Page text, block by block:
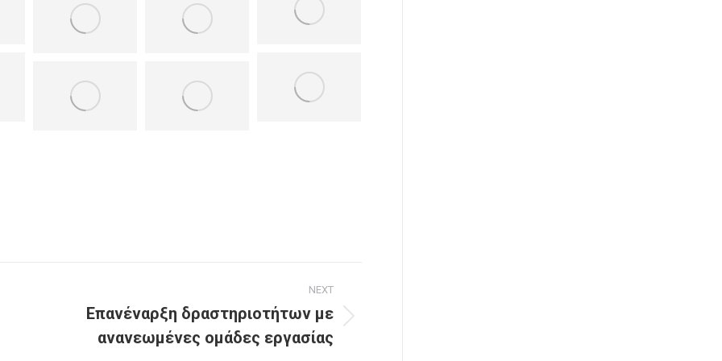
NEXT
Επανέναρξη δραστηριοτήτων με
ανανεωμένες ομάδες εργασίας